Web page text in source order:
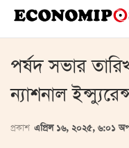
পর্ষদ সভার
ন্যাশনাল
প্রকাশ এপ্রিল ১৬, ২০২৫, ৬:০১